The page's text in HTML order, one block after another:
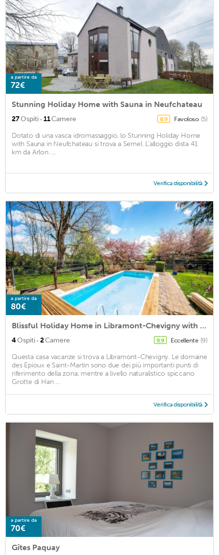
a partire da
72€
Stunning Holiday Home with Sauna in Neufchateau
27Ospiti · 11Camere 8,9 Favoloso (5)
Dotato di una vasca idromassaggio, lo Stunning Holiday Home
with Sauna in Neufchateau si trova a Semel. L'alloggio dista 41
km da Arlon. ...
Verifica disponibilità
a partire da
80€
Blissful Holiday Home in Libramont-Chevigny with Garden
4Ospiti · 2Camere 9,9 Eccellente (9)
Questa casa vacanze si trova a Libramont-Chevigny. Le domaine
des Epioux e Saint-Martin sono due dei più importanti punti di
riferimento della zona, mentre a livello naturalistico spiccano
Grotte di Han ...
Verifica disponibilità
a partire da
70€
Gîtes Paquay